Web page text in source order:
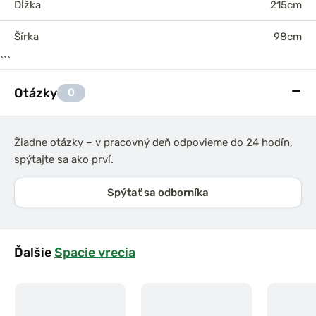
Dĺžka 215cm
Šírka
98cm
```
Otázky 0
Žiadne otázky – v pracovný deň odpovieme do 24 hodín,
spýtajte sa ako prví.
Spýtať sa odborníka
ĎalšieSpacie vrecia